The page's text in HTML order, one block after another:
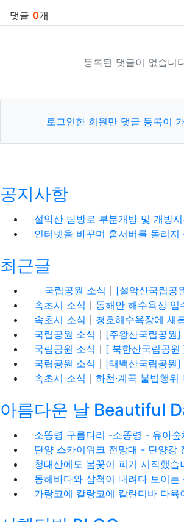
댓글 0개
등록된 댓글이 없습니
로그인한 회원만 댓글 등록이
공지사항
최근글
국립공원 소식
[설악산국립공원] 설악산, 싱그러운 대청
속초시 소식
동해안 해수욕장 입
속초시 소식
청호해수욕장에 새롭게 등장한 아
국립공원 소식
[주왕산국립공원] 정상 주봉 코스와
국립공원 소식
[ 북한산국립공원 ] 전기차,수소차 등 무공해차량만 이용할 수 있는
국립공원 소식
[태백산국립공원] 함백산, 운무가 가득한 싱
속초시 소식 하천·계곡 불법행위 특별 단
아름다운 날 Beautiful
청대산에도 봄꽃이 피기 시작했습
동해바다와 삼척이 내려다 보이는
가랑코에 칼랑코에 칼란디바 다육